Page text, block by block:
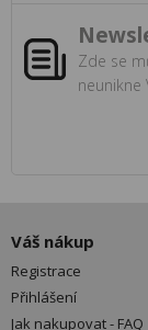
Zde se
neunikne
Váš nákup
Registrace
Přihlášení
Jak nakupovat - FAQ